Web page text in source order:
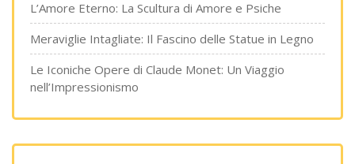
L’Amore Eterno: La Scultura di Amore e Psiche
Meraviglie Intagliate: Il Fascino delle Statue in Legno
Le Iconiche Opere di Claude Monet: Un Viaggio
nell’Impressionismo